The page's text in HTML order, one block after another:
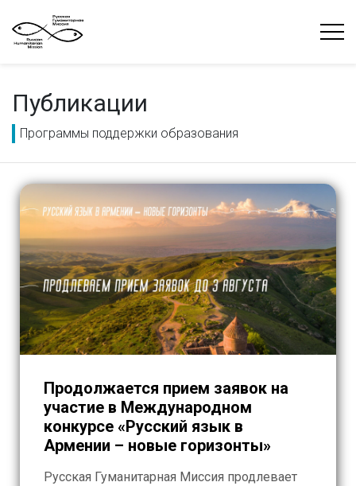
Публикации
Программы поддержки образования
Продолжается прием заявок на
участие в Международном
конкурсе «Русский язык в
Армении – новые горизонты»
Русская Гуманитарная Миссия продлевает